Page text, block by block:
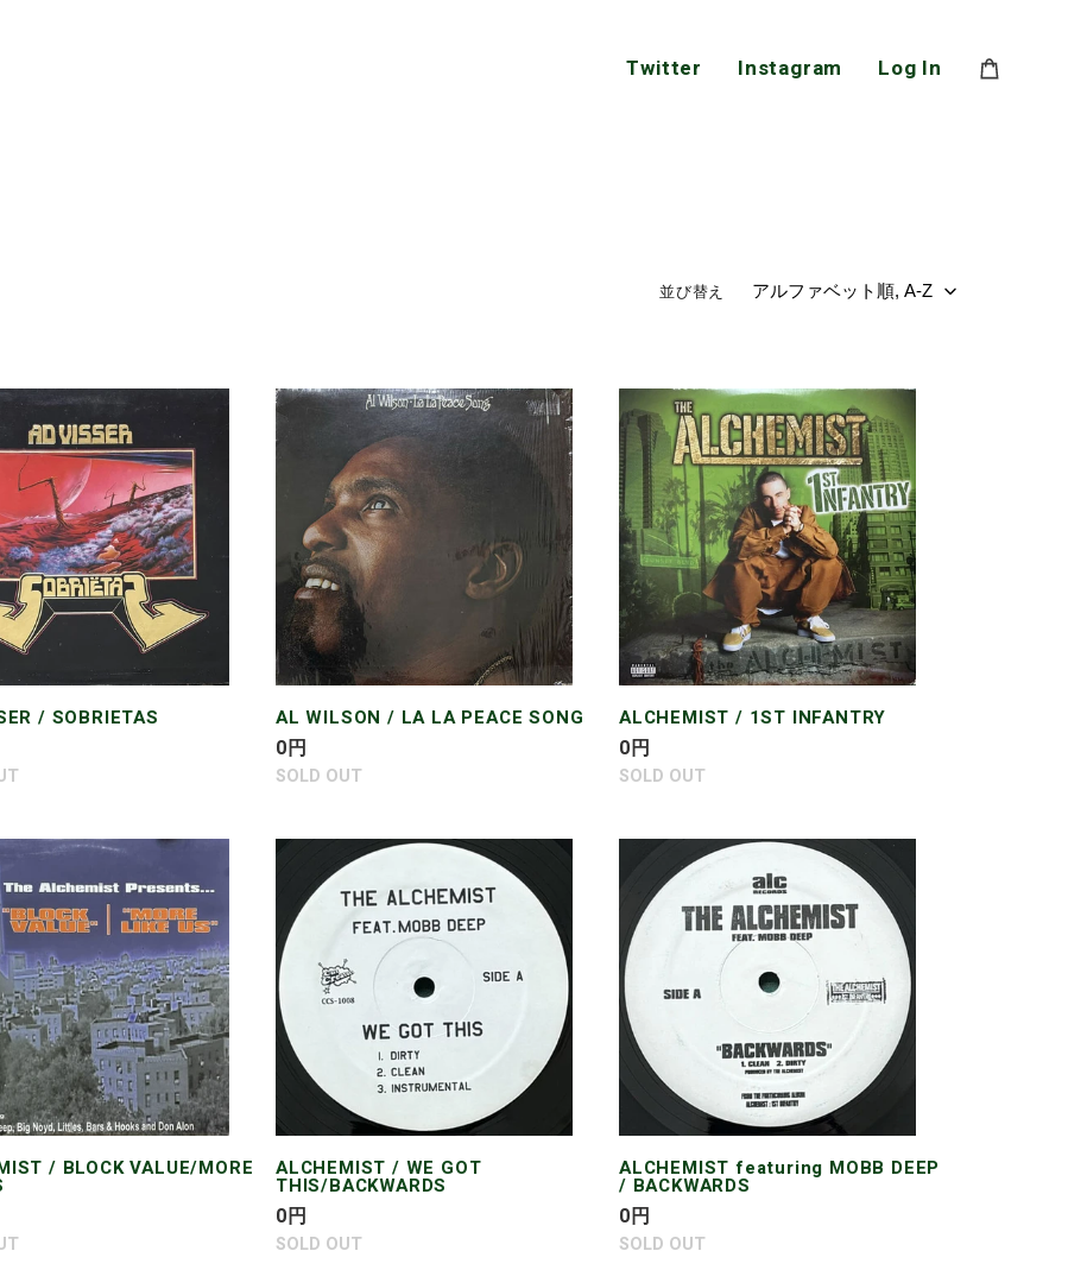
Twitter Instagram Log In
並び替え
/ SOBRIETAS
AL
WILSON
PEACE
SONG
AL WILSON / LA LA PEACE SONG
通
常
格
0円
SOLD OUT
ALCHEMIST
/
1ST
INFANTRY
ALCHEMIST / 1ST INFANTRY
通
常
格
0円
SOLD OUT
MORE
/ BLOCK VALUE/MORE
ALCHEMIST
WE
GOT
THIS/BACKWARDS
ALCHEMIST / WE GOT
THIS/BACKWARDS
通
常
0円
SOLD OUT
ALCHEMIST
featuring
MOBB
DEEP
BACKWARDS
ALCHEMIST featuring MOBB DEEP
/ BACKWARDS
通
常
0円
SOLD OUT